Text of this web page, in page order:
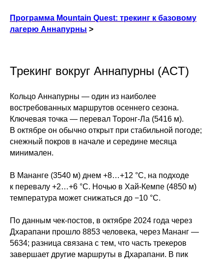
Программа Mountain Quest: трекинг к базовому
лагерю Аннапурны >
Трекинг вокруг Аннапурны (ACT)
Кольцо Аннапурны — один из наиболее
востребованных маршрутов осеннего сезона.
Ключевая точка — перевал Торонг-Ла (5416 м).
В октябре он обычно открыт при стабильной погоде;
снежный покров в начале и середине месяца
минимален.
В Мананге (3540 м) днем +8…+12 °C, на подходе
к перевалу +2…+6 °C. Ночью в Хай-Кемпе (4850 м)
температура может снижаться до −10 °C.
По данным чек-постов, в октябре 2024 года через
Дхарапани прошло 8853 человека, через Мананг —
5634; разница связана с тем, что часть трекеров
завершает другие маршруты в Дхарапани. В пик